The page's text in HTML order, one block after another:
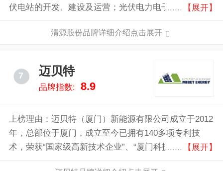
伏电站的开发、建设及运营；光伏电力电子产品的研
地面光伏支架和屋顶光伏支架产品；光伏电站开发及建
伏电站转让和光伏电站发电；光伏电力电子主要产品包
括：光伏并网逆变器、光伏汇流箱等。 公司分别
于2013年及2014年获得了PVP365评选的光伏支架企业
杯最放心支架企业”大奖。
【展开】
清源股份品牌详细介绍点击展开
7 迈贝特
品牌指数: 8.9
上榜理由：迈贝特（厦门）新能源有限公司成立于2012
年，总部位于厦门，成立至今已拥有140多项专利技
术，荣获“国家级高新技术企业”、“厦门科技小巨人领军
【展开】